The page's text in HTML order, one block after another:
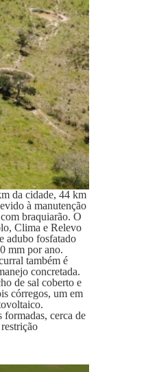
da cidade, 44 km
à manutenção
braquiarão. O
Clima e Relevo
adubo fosfatado
mm por ano.
também é
concretada.
de sal coberto e
córregos, um em
cerca de